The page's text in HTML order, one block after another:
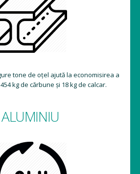
tone de oțel ajută la economisirea a
kg de cărbune și 18 kg de calcar.
ALUMINIU